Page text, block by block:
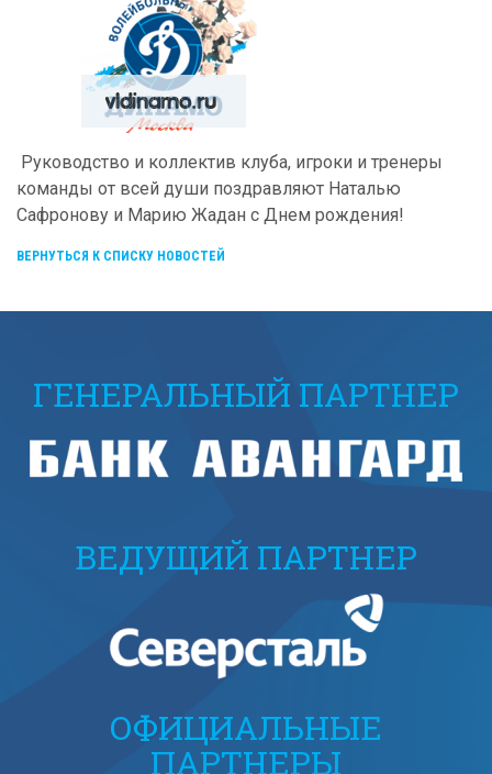
Руководство и коллектив клуба, игроки и тренеры
команды от всей души поздравляют Наталью
Сафронову и Марию Жадан с Днем рождения!
ВЕРНУТЬСЯ К СПИСКУ НОВОСТЕЙ
ГЕНЕРАЛЬНЫЙ ПАРТНЕР
ВЕДУЩИЙ ПАРТНЕР
ОФИЦИАЛЬНЫЕ
ПАРТНЕРЫ